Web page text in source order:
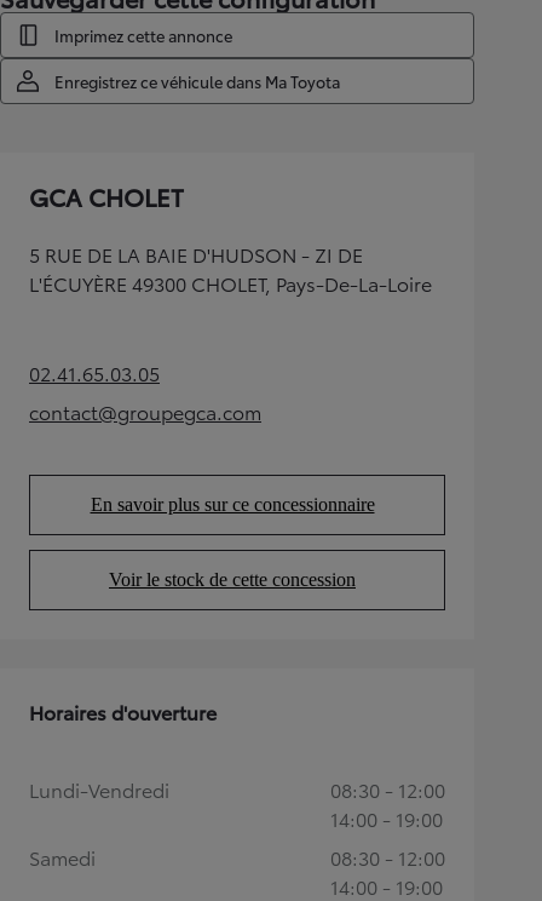
Imprimez cette annonce
Enregistrez ce véhicule dans Ma Toyota
GCA CHOLET
5 RUE DE LA BAIE D'HUDSON - ZI DE
L'ÉCUYÈRE 49300 CHOLET, Pays-De-La-Loire
02.41.65.03.05(Opens in new tab)
contact@groupegca.com
(Opens in new tab)
En savoir plus sur ce concessionnaire
(Opens in new tab)
Voir le stock de cette concession
(Opens in new tab)
Horaires d'ouverture
Lundi-Vendredi
08:30 - 12:00
14:00 - 19:00
Samedi
08:30 - 12:00
14:00 - 19:00